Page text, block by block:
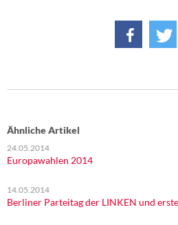
Ähnliche Artikel
24.05.2014
Europawahlen 2014
14.05.2014
Berliner Parteitag der LINKEN und